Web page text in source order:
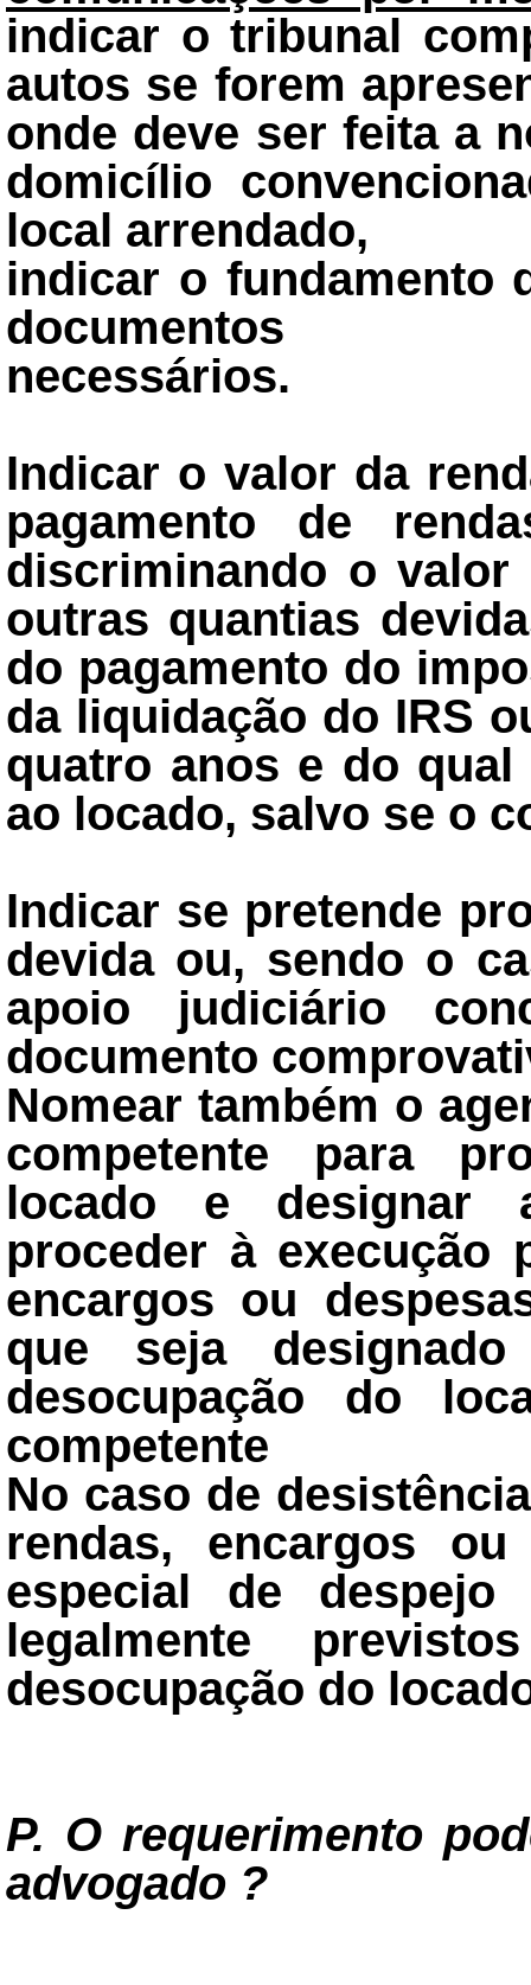
indicar o tribunal
autos se forem
onde deve ser feita a
domicílio
local arrendado,
indicar o fundamento
documentos
necessários.
Indicar o valor da
pagamento de
discriminando o
outras quantias
do pagamento do
da liquidação do IRS
quatro anos e do
ao locado, salvo se o
Indicar se pretende
devida ou, sendo o
apoio judiciário
documento
Nomear também o
competente para
locado e designar
proceder à execução
encargos ou
que seja
desocupação do
competente
No caso de
rendas, encargos
especial de
legalmente
desocupação do
P. O requerimento
advogado ?